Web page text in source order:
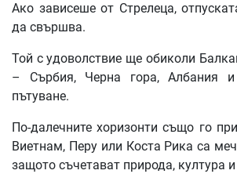
Ако зависеше от Стрелеца,
да свършва.
Той с удоволствие ще обиколи
– Сърбия, Черна гора, Албания
пътуване.
По-далечните хоризонти също го
Виетнам, Перу или Коста Рика са
защото съчетават природа, култура